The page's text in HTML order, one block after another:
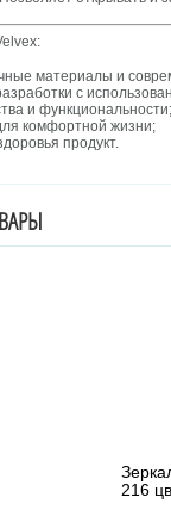
материалы и
с
и функциональности;
комфортной жизни;
продукт.
216